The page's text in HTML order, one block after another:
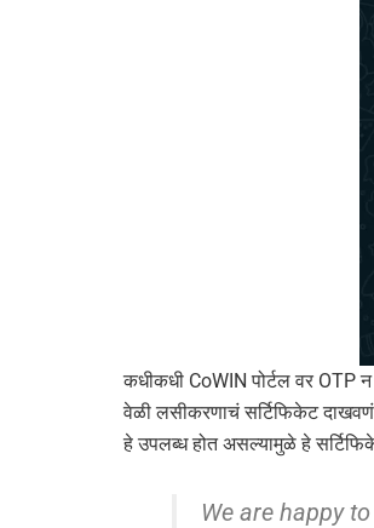
कधीकधी CoWIN पोर्टल वर OTP न
वेळी लसीकरणाचं सर्टिफिकेट
हे उपलब्ध होत असल्यामुळे हे
We are happy